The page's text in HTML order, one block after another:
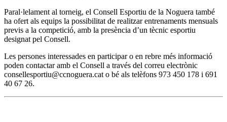
Paral·lelament al torneig, el Consell Esportiu de la Noguera també
ha ofert als equips la possibilitat de realitzar entrenaments mensuals
previs a la competició, amb la presència d’un tècnic esportiu
designat pel Consell.
Les persones interessades en participar o en rebre més informació
poden contactar amb el Consell a través del correu electrònic
consellesportiu@ccnoguera.cat o bé als telèfons 973 450 178 i 691
40 67 26.